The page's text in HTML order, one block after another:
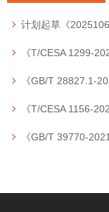
计划起草《20251061-T-
《T/CESA 1299-2023：信
《GB/T 28827.1-2022：信
《T/CESA 1156-2021：信息
《GB/T 39770-2021